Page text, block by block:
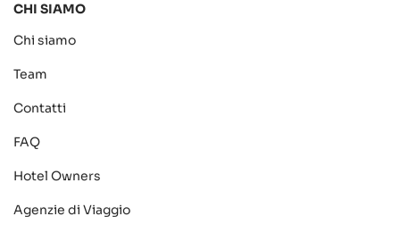
CHI SIAMO
Chi siamo
Team
Contatti
FAQ
Hotel Owners
Agenzie di Viaggio